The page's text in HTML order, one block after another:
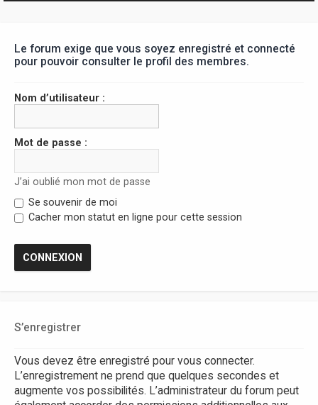
Le forum exige que vous soyez enregistré et connecté
pour pouvoir consulter le profil des membres.
Nom d’utilisateur :
Mot de passe :
J’ai oublié mon mot de passe
Se souvenir de moi
Cacher mon statut en ligne pour cette session
S’enregistrer
Vous devez être enregistré pour vous connecter.
L’enregistrement ne prend que quelques secondes et
augmente vos possibilités. L’administrateur du forum peut